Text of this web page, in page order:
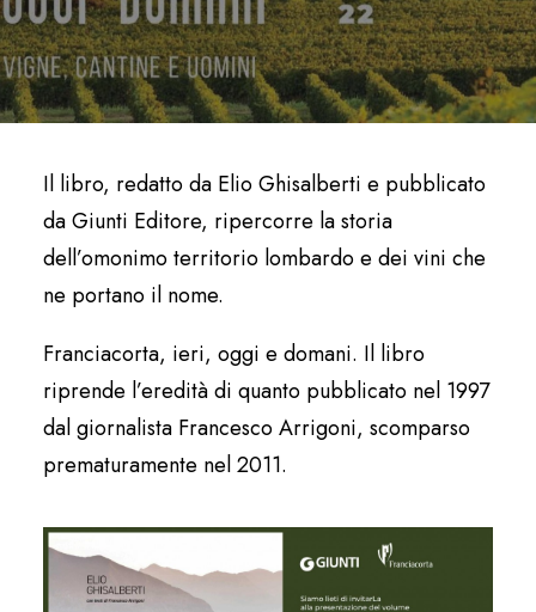
Il libro, redatto da Elio Ghisalberti e pubblicato
da Giunti Editore, ripercorre la storia
dell’omonimo territorio lombardo e dei vini che
ne portano il nome.
Franciacorta, ieri, oggi e domani. Il libro
riprende l’eredità di quanto pubblicato nel 1997
dal giornalista Francesco Arrigoni, scomparso
prematuramente nel 2011.